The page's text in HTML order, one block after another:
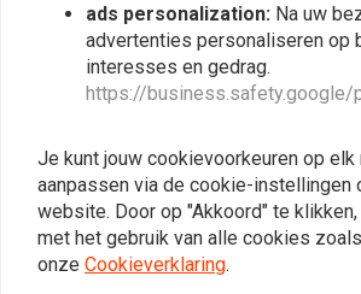
RE302-320T-32-88
€187,91 €234,89
RE302-
ads personalization: Na uw
advertenties personaliseren op
interesses en gedrag.
https://business.safety.google/
Je kunt jouw cookievoorkeuren op elk
aanpassen via de cookie-instellingen
website. Door op "Akkoord" te
met het gebruik van alle cookies
onze Cookieverklaring.